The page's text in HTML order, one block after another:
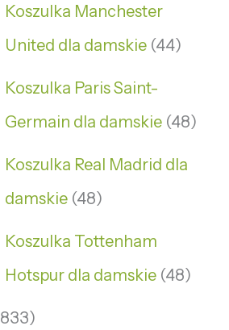
Koszulka Manchester
United dla damskie 44
Koszulka Paris Saint-
Germain dla damskie 48
Koszulka Real Madrid dla
damskie 48
Koszulka Tottenham
Hotspur dla damskie 48
833